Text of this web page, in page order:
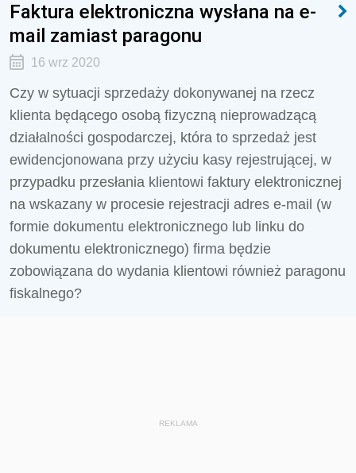
Faktura elektroniczna wysłana na e-
mail zamiast paragonu
16 wrz 2020
Czy w sytuacji sprzedaży dokonywanej na rzecz
klienta będącego osobą fizyczną nieprowadzącą
działalności gospodarczej, która to sprzedaż jest
ewidencjonowana przy użyciu kasy rejestrującej, w
przypadku przesłania klientowi faktury elektronicznej
na wskazany w procesie rejestracji adres e-mail (w
formie dokumentu elektronicznego lub linku do
dokumentu elektronicznego) firma będzie
zobowiązana do wydania klientowi również paragonu
fiskalnego?
REKLAMA